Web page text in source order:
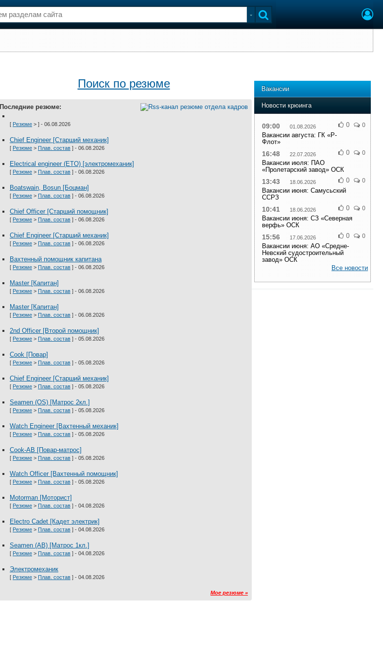
Поиск по резюме
Последние резюме:
[ Резюме > ] - 06.08.2026
Chief Engineer [Старший механик]
[ Резюме > Плав. состав ] - 06.08.2026
Electrical engineer (ETO) [электромеханик]
[ Резюме > Плав. состав ] - 06.08.2026
Boatswain, Bosun [Боцман]
[ Резюме > Плав. состав ] - 06.08.2026
Chief Officer [Старший помощник]
[ Резюме > Плав. состав ] - 06.08.2026
Chief Engineer [Старший механик]
[ Резюме > Плав. состав ] - 06.08.2026
Вахтенный помощник капитана
[ Резюме > Плав. состав ] - 06.08.2026
Master [Капитан]
[ Резюме > Плав. состав ] - 06.08.2026
Master [Капитан]
[ Резюме > Плав. состав ] - 06.08.2026
2nd Officer [Второй помощник]
[ Резюме > Плав. состав ] - 05.08.2026
Cook [Повар]
[ Резюме > Плав. состав ] - 05.08.2026
Chief Engineer [Старший механик]
[ Резюме > Плав. состав ] - 05.08.2026
Seamen (OS) [Матрос 2кл.]
[ Резюме > Плав. состав ] - 05.08.2026
Watch Engineer [Вахтенный механик]
[ Резюме > Плав. состав ] - 05.08.2026
Cook-AB [Повар-матрос]
[ Резюме > Плав. состав ] - 05.08.2026
Watch Officer [Вахтенный помощник]
[ Резюме > Плав. состав ] - 05.08.2026
Motorman [Моторист]
[ Резюме > Плав. состав ] - 04.08.2026
Electro Cadet [Кадет электрик]
[ Резюме > Плав. состав ] - 04.08.2026
Seamen (AB) [Матрос 1кл.]
[ Резюме > Плав. состав ] - 04.08.2026
Электромеханик
[ Резюме > Плав. состав ] - 04.08.2026
Мое резюме »
Вакансии
Новости крюинга
09:00 01.08.2026
Вакансии августа: ГК «Р-
Флот»
0 0
16:48 22.07.2026
Вакансии июля: ПАО
«Пролетарский завод» ОСК
0 0
13:43 18.06.2026
Вакансии июня: Самусьский
CCРЗ
0 0
10:41 18.06.2026
Вакансии июня: СЗ «Северная
верфь» ОСК
0 0
15:56 17.06.2026
Вакансии июня: АО «Средне-
Невский судостроительный
завод» ОСК
0 0
Все новости